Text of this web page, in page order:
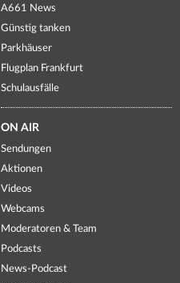
A661 News
Günstig tanken
Parkhäuser
Flugplan Frankfurt
Schulausfälle
ON AIR
Sendungen
Aktionen
Videos
Webcams
Moderatoren & Team
Podcasts
News-Podcast